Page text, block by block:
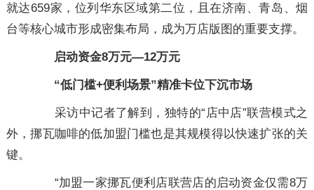
就达659家，位列华东区域第二位，且在济南、青岛、烟
台等核心城市形成密集布局，成为万店版图的重要支撑。
启动资金8万元—12万元
“低门槛+便利场景”精准卡位下沉市场
采访中记者了解到，独特的“店中店”联营模式之
外，挪瓦咖啡的低加盟门槛也是其规模得以快速扩张的关
键。
“加盟一家挪瓦便利店联营店的启动资金仅需8万